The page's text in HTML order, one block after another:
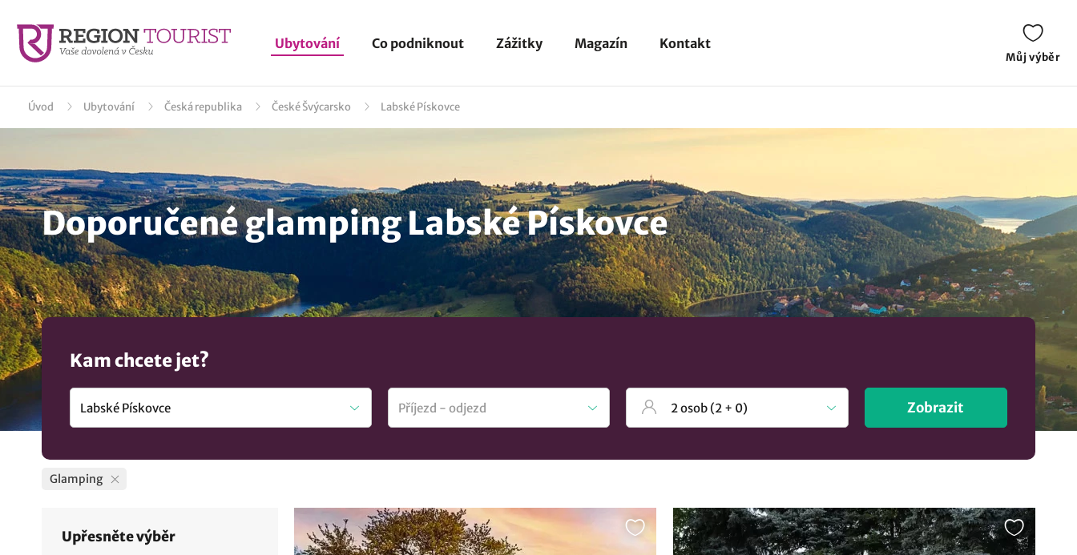
Ubytování Co podniknout Zážitky Magazín Kontakt
Můj výběr
Úvod Ubytování Česká republika České Švýcarsko Labské Pískovce
Doporučené glamping Labské Pískovce
Kam chcete jet?
Zobrazit
Glamping
Upřesněte výběr